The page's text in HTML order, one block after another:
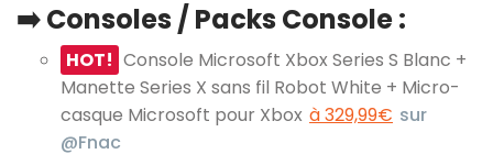
➡️ Consoles / Packs Console :
HOT! Console Microsoft Xbox Series S Blanc +
Manette Series X sans fil Robot White + Micro-
casque Microsoft pour Xbox à 329,99€ sur
@Fnac